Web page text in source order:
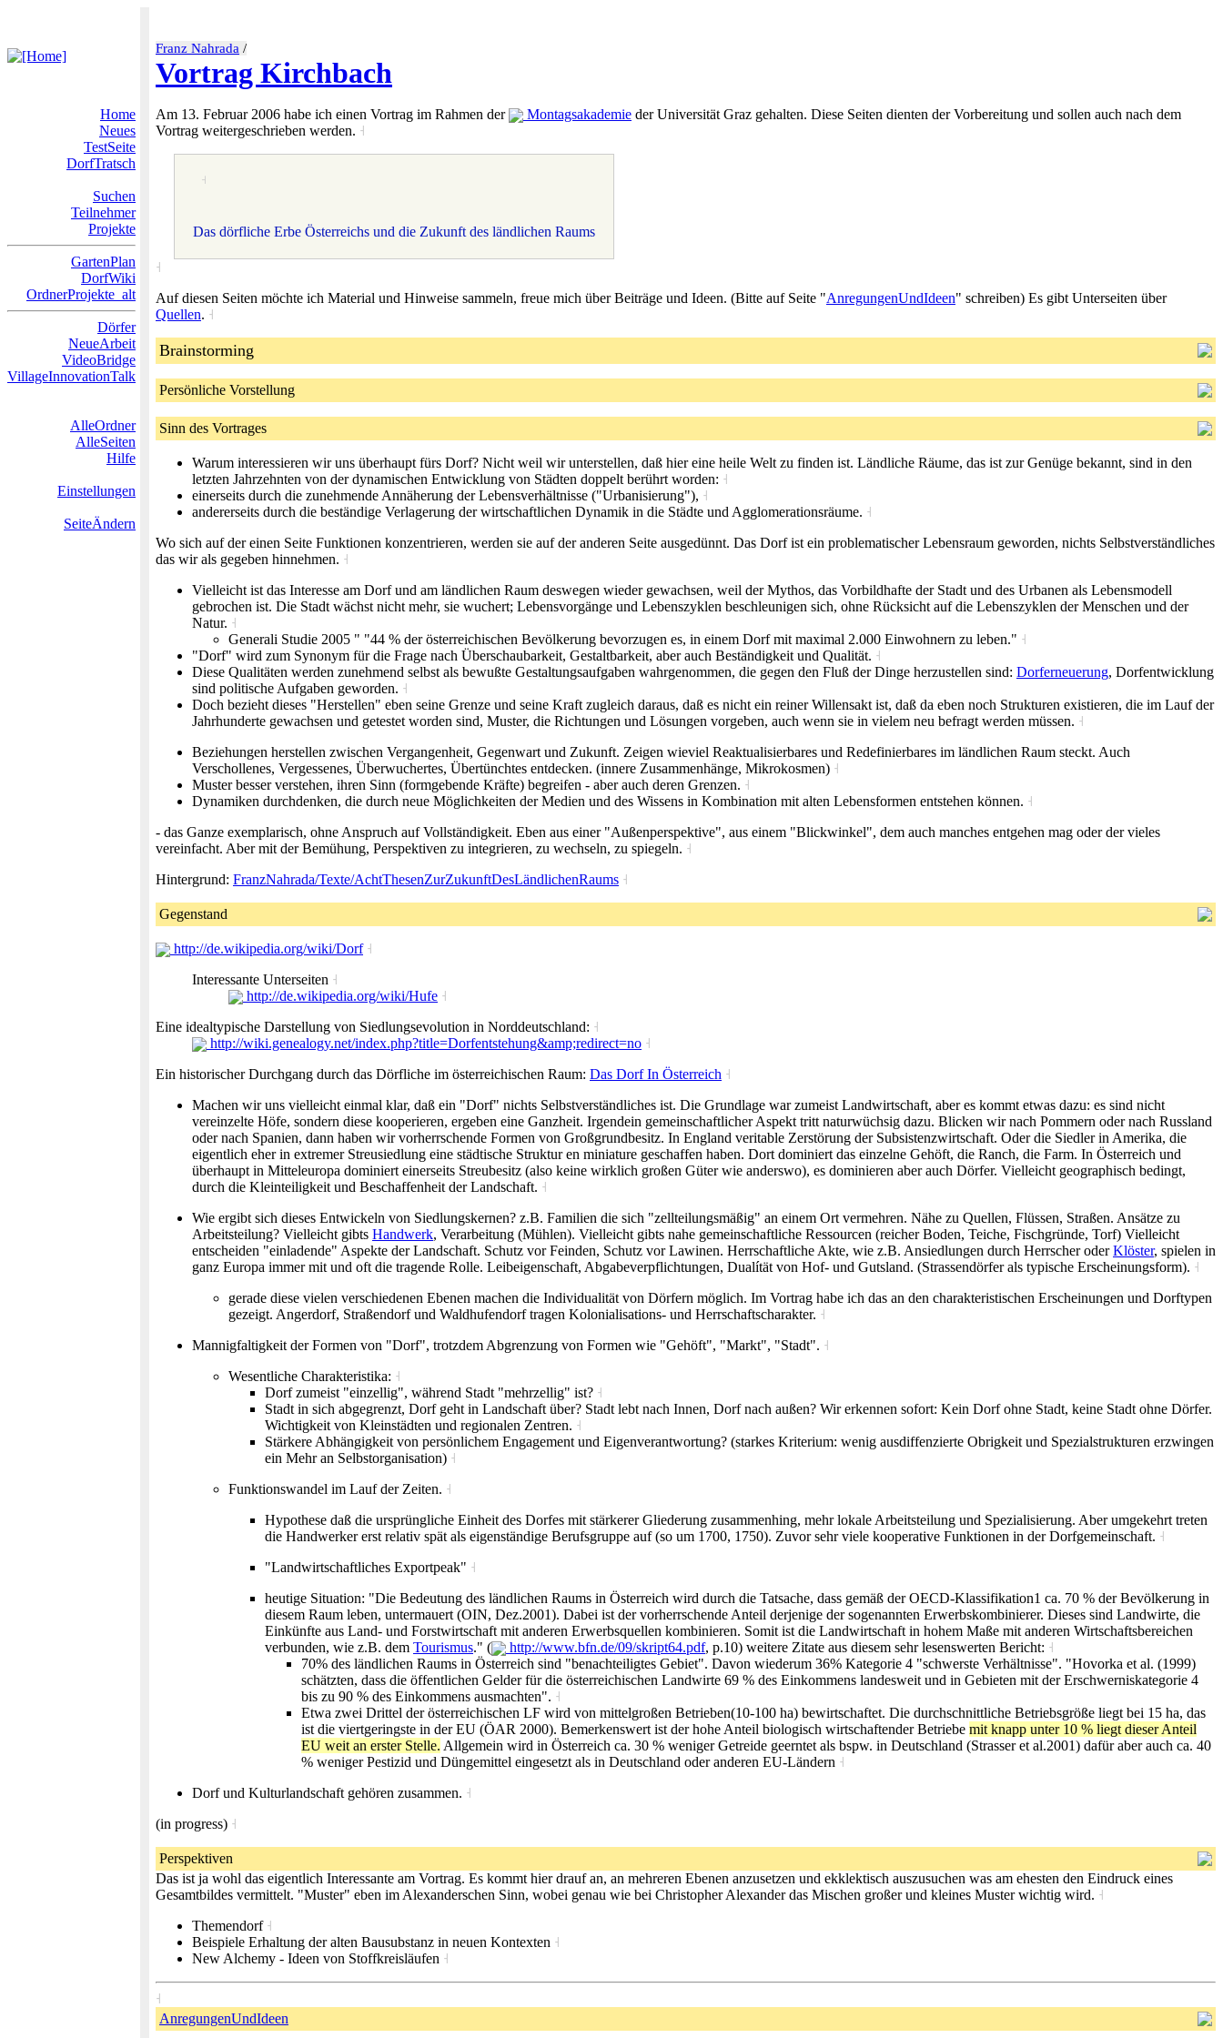
Franz Nahrada /
Vortrag Kirchbach
Home
Neues
TestSeite
DorfTratsch
Suchen
Teilnehmer
Projekte
GartenPlan
DorfWiki
OrdnerProjekte_alt
Dörfer
NeueArbeit
VideoBridge
VillageInnovationTalk
AlleOrdner
AlleSeiten
Hilfe
Einstellungen
SeiteÄndern
Am 13. Februar 2006 habe ich einen Vortrag im Rahmen der Montagsakademie der Universität Graz gehalten. Diese Seiten dienten der Vorbereitung und sollen auch nach dem
Vortrag weitergeschrieben werden. ˧
˧
Das dörfliche Erbe Österreichs und die Zukunft des ländlichen Raums
˧
Auf diesen Seiten möchte ich Material und Hinweise sammeln, freue mich über Beiträge und Ideen. (Bitte auf Seite "AnregungenUndIdeen" schreiben) Es gibt Unterseiten über
Quellen. ˧
Brainstorming
Persönliche Vorstellung
Sinn des Vortrages
Warum interessieren wir uns überhaupt fürs Dorf? Nicht weil wir unterstellen, daß hier eine heile Welt zu finden ist. Ländliche Räume, das ist zur Genüge bekannt, sind in den
letzten Jahrzehnten von der dynamischen Entwicklung von Städten doppelt berührt worden: ˧
einerseits durch die zunehmende Annäherung der Lebensverhältnisse ("Urbanisierung"), ˧
andererseits durch die beständige Verlagerung der wirtschaftlichen Dynamik in die Städte und Agglomerationsräume. ˧
Wo sich auf der einen Seite Funktionen konzentrieren, werden sie auf der anderen Seite ausgedünnt. Das Dorf ist ein problematischer Lebensraum geworden, nichts Selbstverständliches
das wir als gegeben hinnehmen. ˧
Vielleicht ist das Interesse am Dorf und am ländlichen Raum deswegen wieder gewachsen, weil der Mythos, das Vorbildhafte der Stadt und des Urbanen als Lebensmodell
gebrochen ist. Die Stadt wächst nicht mehr, sie wuchert; Lebensvorgänge und Lebenszyklen beschleunigen sich, ohne Rücksicht auf die Lebenszyklen der Menschen und der
Natur. ˧
Generali Studie 2005 " "44 % der österreichischen Bevölkerung bevorzugen es, in einem Dorf mit maximal 2.000 Einwohnern zu leben." ˧
"Dorf" wird zum Synonym für die Frage nach Überschaubarkeit, Gestaltbarkeit, aber auch Beständigkeit und Qualität. ˧
Diese Qualitäten werden zunehmend selbst als bewußte Gestaltungsaufgaben wahrgenommen, die gegen den Fluß der Dinge herzustellen sind: Dorferneuerung, Dorfentwicklung
sind politische Aufgaben geworden. ˧
Doch bezieht dieses "Herstellen" eben seine Grenze und seine Kraft zugleich daraus, daß es nicht ein reiner Willensakt ist, daß da eben noch Strukturen existieren, die im Lauf der
Jahrhunderte gewachsen und getestet worden sind, Muster, die Richtungen und Lösungen vorgeben, auch wenn sie in vielem neu befragt werden müssen. ˧
Beziehungen herstellen zwischen Vergangenheit, Gegenwart und Zukunft. Zeigen wieviel Reaktualisierbares und Redefinierbares im ländlichen Raum steckt. Auch
Verschollenes, Vergessenes, Überwuchertes, Übertünchtes entdecken. (innere Zusammenhänge, Mikrokosmen) ˧
Muster besser verstehen, ihren Sinn (formgebende Kräfte) begreifen - aber auch deren Grenzen. ˧
Dynamiken durchdenken, die durch neue Möglichkeiten der Medien und des Wissens in Kombination mit alten Lebensformen entstehen können. ˧
- das Ganze exemplarisch, ohne Anspruch auf Vollständigkeit. Eben aus einer "Außenperspektive", aus einem "Blickwinkel", dem auch manches entgehen mag oder der vieles
vereinfacht. Aber mit der Bemühung, Perspektiven zu integrieren, zu wechseln, zu spiegeln. ˧
Hintergrund: FranzNahrada/Texte/AchtThesenZurZukunftDesLändlichenRaums ˧
Gegenstand
http://de.wikipedia.org/wiki/Dorf ˧
Interessante Unterseiten ˧
http://de.wikipedia.org/wiki/Hufe ˧
Eine idealtypische Darstellung von Siedlungsevolution in Norddeutschland: ˧
http://wiki.genealogy.net/index.php?title=Dorfentstehung&amp;redirect=no ˧
Ein historischer Durchgang durch das Dörfliche im österreichischen Raum: Das Dorf In Österreich ˧
Machen wir uns vielleicht einmal klar, daß ein "Dorf" nichts Selbstverständliches ist. Die Grundlage war zumeist Landwirtschaft, aber es kommt etwas dazu: es sind nicht
vereinzelte Höfe, sondern diese kooperieren, ergeben eine Ganzheit. Irgendein gemeinschaftlicher Aspekt tritt naturwüchsig dazu. Blicken wir nach Pommern oder nach Russland
oder nach Spanien, dann haben wir vorherrschende Formen von Großgrundbesitz. In England veritable Zerstörung der Subsistenzwirtschaft. Oder die Siedler in Amerika, die
eigentlich eher in extremer Streusiedlung eine städtische Struktur en miniature geschaffen haben. Dort dominiert das einzelne Gehöft, die Ranch, die Farm. In Österreich und
überhaupt in Mitteleuropa dominiert einerseits Streubesitz (also keine wirklich großen Güter wie anderswo), es dominieren aber auch Dörfer. Vielleicht geographisch bedingt,
durch die Kleinteiligkeit und Beschaffenheit der Landschaft. ˧
Wie ergibt sich dieses Entwickeln von Siedlungskernen? z.B. Familien die sich "zellteilungsmäßig" an einem Ort vermehren. Nähe zu Quellen, Flüssen, Straßen. Ansätze zu
Arbeitsteilung? Vielleicht gibts Handwerk, Verarbeitung (Mühlen). Vielleicht gibts nahe gemeinschaftliche Ressourcen (reicher Boden, Teiche, Fischgründe, Torf) Vielleicht
entscheiden "einladende" Aspekte der Landschaft. Schutz vor Feinden, Schutz vor Lawinen. Herrschaftliche Akte, wie z.B. Ansiedlungen durch Herrscher oderKlöster, spielen in
ganz Europa immer mit und oft die tragende Rolle. Leibeigenschaft, Abgabeverpflichtungen, Dualítät von Hof- und Gutsland. (Strassendörfer als typische Erscheinungsform). ˧
gerade diese vielen verschiedenen Ebenen machen die Individualität von Dörfern möglich. Im Vortrag habe ich das an den charakteristischen Erscheinungen und Dorftypen
gezeigt. Angerdorf, Straßendorf und Waldhufendorf tragen Kolonialisations- und Herrschaftscharakter. ˧
Mannigfaltigkeit der Formen von "Dorf", trotzdem Abgrenzung von Formen wie "Gehöft", "Markt", "Stadt". ˧
Wesentliche Charakteristika: ˧
Dorf zumeist "einzellig", während Stadt "mehrzellig" ist? ˧
Stadt in sich abgegrenzt, Dorf geht in Landschaft über? Stadt lebt nach Innen, Dorf nach außen? Wir erkennen sofort: Kein Dorf ohne Stadt, keine Stadt ohne Dörfer.
Wichtigkeit von Kleinstädten und regionalen Zentren. ˧
Stärkere Abhängigkeit von persönlichem Engagement und Eigenverantwortung? (starkes Kriterium: wenig ausdiffenzierte Obrigkeit und Spezialstrukturen erzwingen
ein Mehr an Selbstorganisation) ˧
Funktionswandel im Lauf der Zeiten. ˧
Hypothese daß die ursprüngliche Einheit des Dorfes mit stärkerer Gliederung zusammenhing, mehr lokale Arbeitsteilung und Spezialisierung. Aber umgekehrt treten
die Handwerker erst relativ spät als eigenständige Berufsgruppe auf (so um 1700, 1750). Zuvor sehr viele kooperative Funktionen in der Dorfgemeinschaft. ˧
"Landwirtschaftliches Exportpeak" ˧
heutige Situation: "Die Bedeutung des ländlichen Raums in Österreich wird durch die Tatsache, dass gemäß der OECD-Klassifikation1 ca. 70 % der Bevölkerung in
diesem Raum leben, untermauert (OIN, Dez.2001). Dabei ist der vorherrschende Anteil derjenige der sogenannten Erwerbskombinierer. Dieses sind Landwirte, die
Einkünfte aus Land- und Forstwirtschaft mit anderen Erwerbsquellen kombinieren. Somit ist die Landwirtschaft in hohem Maße mit anderen Wirtschaftsbereichen
verbunden, wie z.B. dem Tourismus." ( http://www.bfn.de/09/skript64.pdf, p.10) weitere Zitate aus diesem sehr lesenswerten Bericht: ˧
70% des ländlichen Raums in Österreich sind "benachteiligtes Gebiet". Davon wiederum 36% Kategorie 4 "schwerste Verhältnisse". "Hovorka et al. (1999)
schätzten, dass die öffentlichen Gelder für die österreichischen Landwirte 69 % des Einkommens landesweit und in Gebieten mit der Erschwerniskategorie 4
bis zu 90 % des Einkommens ausmachten". ˧
Etwa zwei Drittel der österreichischen LF wird von mittelgroßen Betrieben(10-100 ha) bewirtschaftet. Die durchschnittliche Betriebsgröße liegt bei 15 ha, das
ist die viertgeringste in der EU (ÖAR 2000). Bemerkenswert ist der hohe Anteil biologisch wirtschaftender Betriebe mit knapp unter 10 % liegt dieser Anteil
EU weit an erster Stelle. Allgemein wird in Österreich ca. 30 % weniger Getreide geerntet als bspw. in Deutschland (Strasser et al.2001) dafür aber auch ca. 40
% weniger Pestizid und Düngemittel eingesetzt als in Deutschland oder anderen EU-Ländern ˧
Dorf und Kulturlandschaft gehören zusammen. ˧
(in progress) ˧
Perspektiven
Das ist ja wohl das eigentlich Interessante am Vortrag. Es kommt hier drauf an, an mehreren Ebenen anzusetzen und ekklektisch auszusuchen was am ehesten den Eindruck eines
Gesamtbildes vermittelt. "Muster" eben im Alexanderschen Sinn, wobei genau wie bei Christopher Alexander das Mischen großer und kleines Muster wichtig wird. ˧
Themendorf ˧
Beispiele Erhaltung der alten Bausubstanz in neuen Kontexten ˧
New Alchemy - Ideen von Stoffkreisläufen ˧
˧
AnregungenUndIdeen